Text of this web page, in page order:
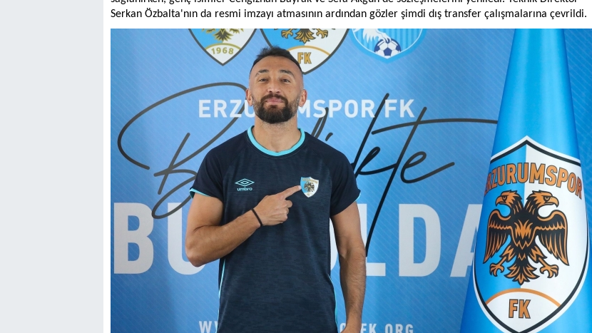
Serkan Özbalta'nın da resmi imzayı atmasının ardından gözler şimdi dış transfer çalışmalarına çevrildi.